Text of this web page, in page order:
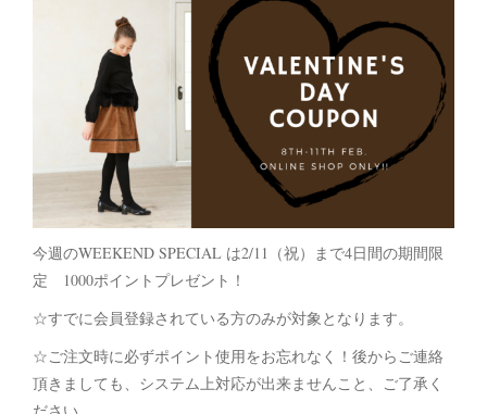
今週のWEEKEND SPECIAL は2/11（祝）まで4日間の期間限
定 1000ポイントプレゼント！
☆すでに会員登録されている方のみが対象となります。
☆ご注文時に必ずポイント使用をお忘れなく！後からご連絡
頂きましても、システム上対応が出来ませんこと、ご了承く